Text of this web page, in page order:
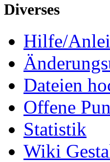
Diverses
Hilfe/
Dateien
Offene
Statistik
Wiki